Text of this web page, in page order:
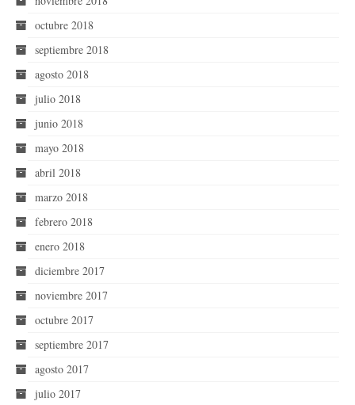
octubre 2018
septiembre 2018
agosto 2018
julio 2018
junio 2018
mayo 2018
abril 2018
marzo 2018
febrero 2018
enero 2018
diciembre 2017
noviembre 2017
octubre 2017
septiembre 2017
agosto 2017
julio 2017